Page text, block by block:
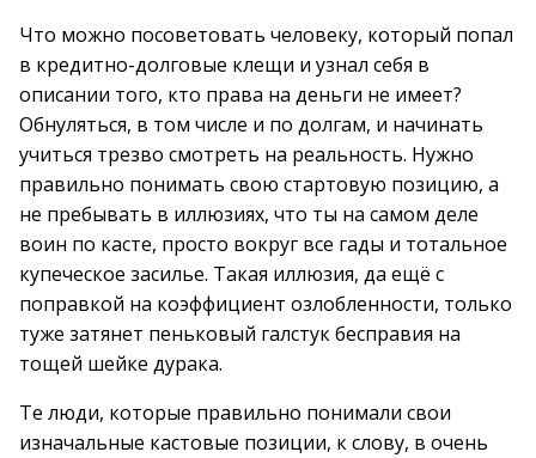
Что можно посоветовать человеку, который попал
в кредитно-долговые клещи и узнал себя в
описании того, кто права на деньги не имеет?
Обнуляться, в том числе и по долгам, и начинать
учиться трезво смотреть на реальность. Нужно
правильно понимать свою стартовую позицию, а
не пребывать в иллюзиях, что ты на самом деле
воин по касте, просто вокруг все гады и тотальное
купеческое засилье. Такая иллюзия, да ещё с
поправкой на коэффициент озлобленности, только
туже затянет пеньковый галстук бесправия на
тощей шейке дурака.
Те люди, которые правильно понимали свои
изначальные кастовые позиции, к слову, в очень